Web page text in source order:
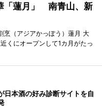
「蓮月」 南青山、新
烹（アジアかっぽう）蓮月 大
くにオープンして1カ月がたっ
日本酒の好み診断サイトを自